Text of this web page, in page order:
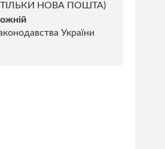
(ТІЛЬКИ НОВА ПОШТА)
України